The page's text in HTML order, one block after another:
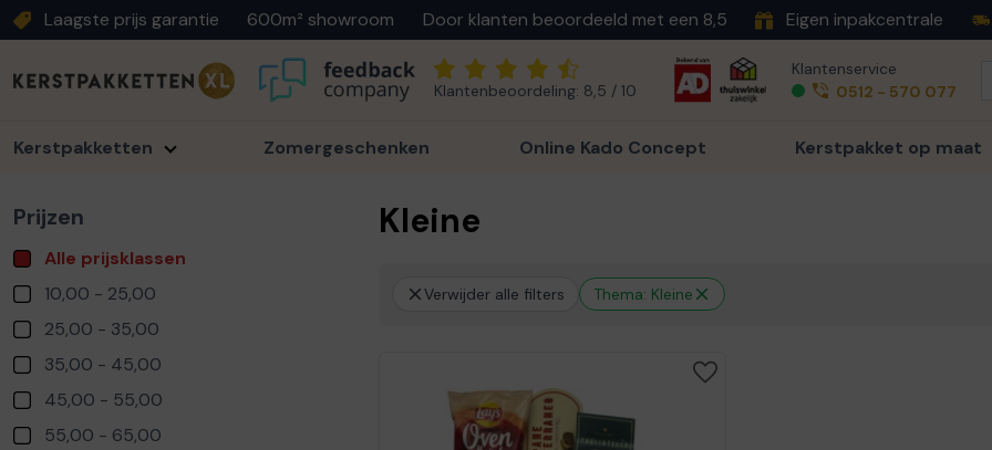
Laagste prijs garantie 600m² showroom Door klanten beoordeeld met een 8,5 Eigen inpakcentrale
Klantenbeoordeling: 8,5 / 10
Klantenservice
0512 - 570 077
Kerstpakketten Zomergeschenken Online Kado Concept Kerstpakket op maat
Prijzen
Alle prijsklassen
10,00 - 25,00
25,00 - 35,00
35,00 - 45,00
45,00 - 55,00
55,00 - 65,00
Kleine
Verwijder alle filters Thema: Kleine